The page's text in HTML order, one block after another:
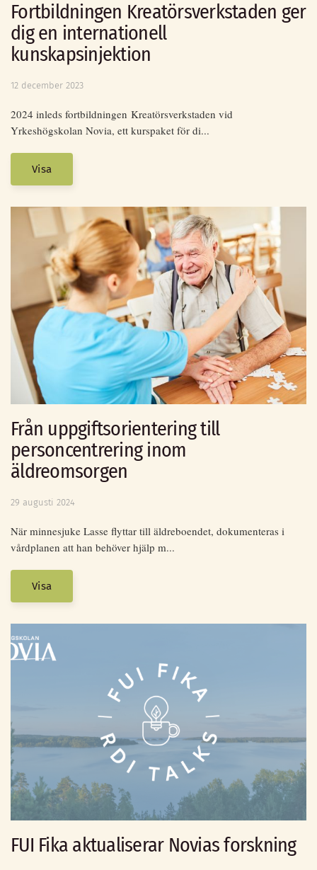
Fortbildningen Kreatörsverkstaden ger
dig en internationell
kunskapsinjektion
12 december 2023
2024 inleds fortbildningen Kreatörsverkstaden vid
Yrkeshögskolan Novia, ett kurspaket för di...
Visa
Från uppgiftsorientering till
personcentrering inom
äldreomsorgen
29 augusti 2024
När minnesjuke Lasse flyttar till äldreboendet, dokumenteras i
vårdplanen att han behöver hjälp m...
Visa
FUI Fika aktualiserar Novias forskning